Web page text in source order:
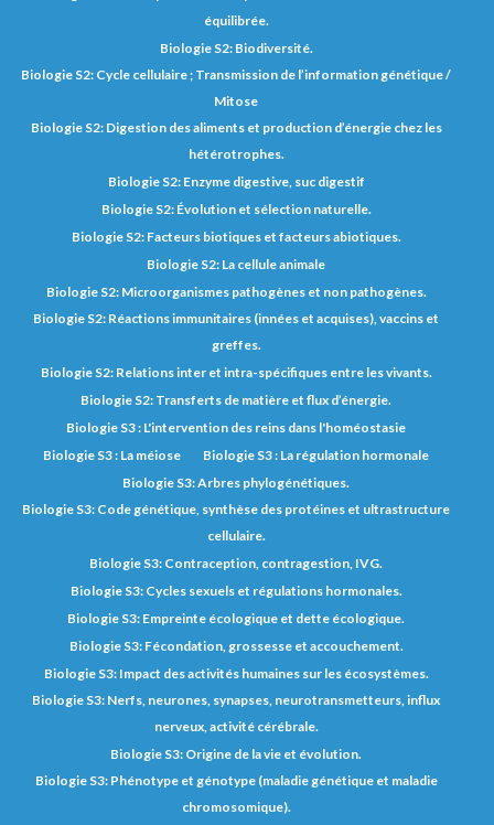
équilibrée.
Biologie S2: Biodiversité.
Biologie S2: Cycle cellulaire ; Transmission de l’information génétique /
Mitose
Biologie S2: Digestion des aliments et production d’énergie chez les
hétérotrophes.
Biologie S2: Enzyme digestive, suc digestif
Biologie S2: Évolution et sélection naturelle.
Biologie S2: Facteurs biotiques et facteurs abiotiques.
Biologie S2: La cellule animale
Biologie S2: Microorganismes pathogènes et non pathogènes.
Biologie S2: Réactions immunitaires (innées et acquises), vaccins et
greffes.
Biologie S2: Relations inter et intra-spécifiques entre les vivants.
Biologie S2: Transferts de matière et flux d’énergie.
Biologie S3 : L'intervention des reins dans l'homéostasie
Biologie S3 : La méiose
Biologie S3 : La régulation hormonale
Biologie S3: Arbres phylogénétiques.
Biologie S3: Code génétique, synthèse des protéines et ultrastructure
cellulaire.
Biologie S3: Contraception, contragestion, IVG.
Biologie S3: Cycles sexuels et régulations hormonales.
Biologie S3: Empreinte écologique et dette écologique.
Biologie S3: Fécondation, grossesse et accouchement.
Biologie S3: Impact des activités humaines sur les écosystèmes.
Biologie S3: Nerfs, neurones, synapses, neurotransmetteurs, influx
nerveux, activité cérébrale.
Biologie S3: Origine de la vie et évolution.
Biologie S3: Phénotype et génotype (maladie génétique et maladie
chromosomique).